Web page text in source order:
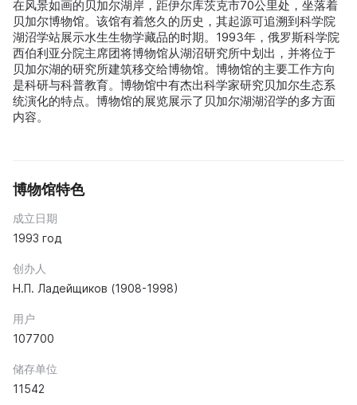
在风景如画的贝加尔湖岸，距伊尔库茨克市70公里处，坐落着
贝加尔博物馆。该馆有着悠久的历史，其起源可追溯到科学院
湖沼学站展示水生生物学藏品的时期。1993年，俄罗斯科学院
西伯利亚分院主席团将博物馆从湖沼研究所中划出，并将位于
贝加尔湖的研究所建筑移交给博物馆。博物馆的主要工作方向
是科研与科普教育。博物馆中有杰出科学家研究贝加尔生态系
统演化的特点。博物馆的展览展示了贝加尔湖湖沼学的多方面
内容。
博物馆特色
成立日期
1993 год
创办人
Н.П. Ладейщиков (1908-1998)
用户
107700
储存单位
11542